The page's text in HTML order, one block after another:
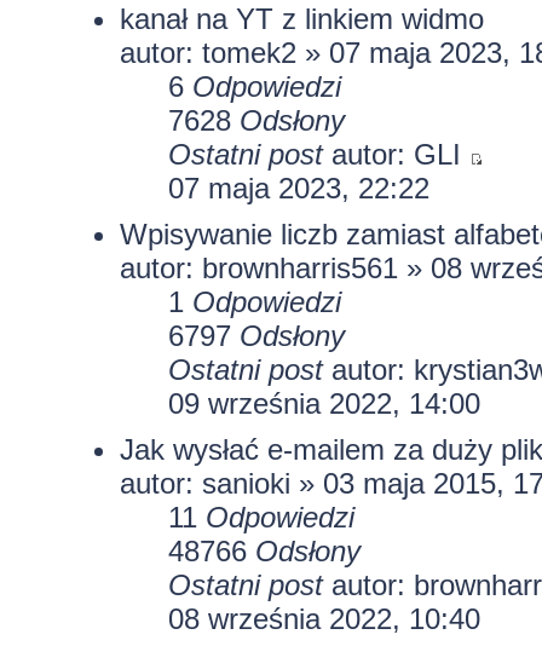
kanał na YT z linkiem widmo
autor: tomek2» 07 maja 2023,
6 Odpowiedzi
7628 Odsłony
Ostatni post autor: GLI
07 maja 2023, 22:22
Wpisywanie liczb zamiast
autor: brownharris561» 08
1 Odpowiedzi
6797 Odsłony
Ostatni post autor:
09 września 2022, 14:00
Jak wysłać e-mailem za duży
autor: sanioki » 03 maja 2015,
11 Odpowiedzi
48766 Odsłony
Ostatni post autor:
08 września 2022, 10:40